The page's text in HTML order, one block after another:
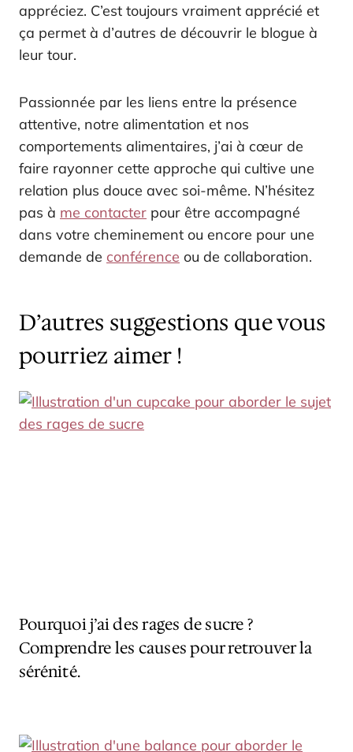
appréciez. C’est toujours vraiment apprécié et
ça permet à d’autres de découvrir le blogue à
leur tour.
Passionnée par les liens entre la présence
attentive, notre alimentation et nos
comportements alimentaires, j’ai à cœur de
faire rayonner cette approche qui cultive une
relation plus douce avec soi-même. N’hésitez
pas à me contacter pour être accompagné
dans votre cheminement ou encore pour une
demande de conférence ou de collaboration.
D’autres suggestions que vous
pourriez aimer !
Pourquoi j’ai des rages de sucre ?
Comprendre les causes pour retrouver la
sérénité.